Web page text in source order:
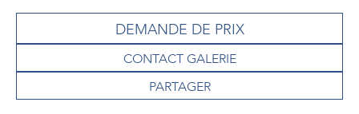
DEMANDE DE PRIX
CONTACT GALERIE